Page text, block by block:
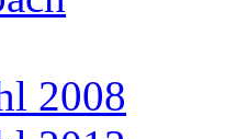
2008